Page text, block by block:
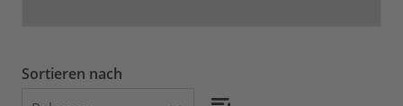
Sortieren nach